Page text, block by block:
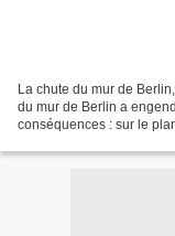
La chute du mur de
du mur de Berlin a
conséquences : sur le